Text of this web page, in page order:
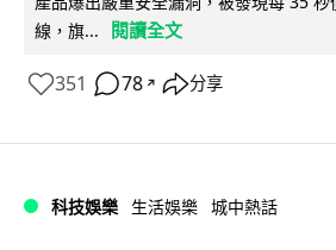
線，旗...
閱讀全文
351 78 ↗ 分享
科技娛樂 生活娛樂 城中熱話